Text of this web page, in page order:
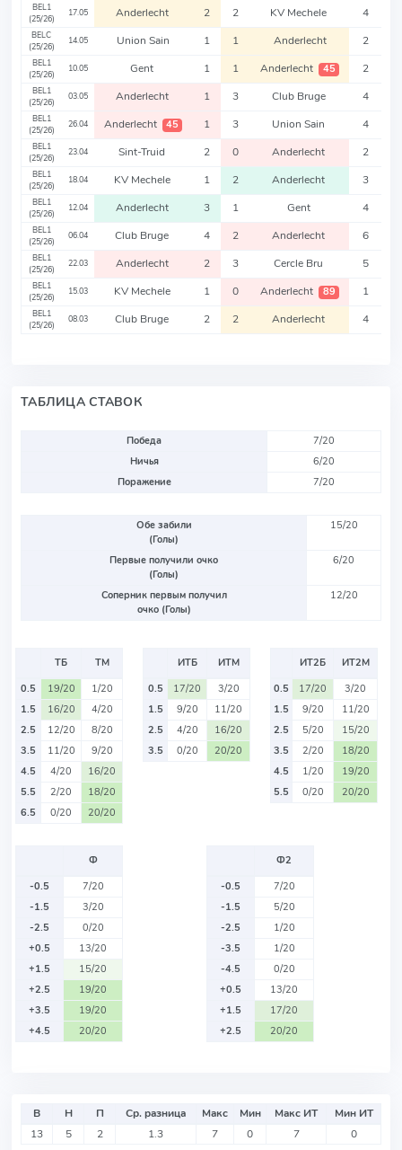
BEL1
(25/26)
17.05 Anderlecht 2 2 KV Mechele 4
BELC
(25/26)
14.05 Union Sain 1 1 Anderlecht 2
BEL1
(25/26)
10.05 Gent 1 1 Anderlecht 45 2
BEL1
(25/26)
03.05 Anderlecht 1 3 Club Bruge 4
BEL1
(25/26)
26.04 Anderlecht 45 1 3 Union Sain 4
BEL1
(25/26)
23.04 Sint-Truid 2 0 Anderlecht 2
BEL1
(25/26)
18.04 KV Mechele 1 2 Anderlecht 3
BEL1
(25/26)
12.04 Anderlecht 3 1 Gent 4
BEL1
(25/26)
06.04 Club Bruge 4 2 Anderlecht 6
BEL1
(25/26)
22.03 Anderlecht 2 3 Cercle Bru 5
BEL1
(25/26)
15.03 KV Mechele 1 0 Anderlecht 89 1
BEL1
(25/26)
08.03 Club Bruge 2 2 Anderlecht 4
ТАБЛИЦА СТАВОК
Победа
7/20
Ничья
6/20
Поражение
7/20
Обе забили
(Голы)
15/20
Первые получили очко
(Голы)
6/20
Соперник первым получил
очко (Голы)
12/20
ТБ
ТМ
0.5
19/20
1/20
1.5
16/20
4/20
2.5
12/20
8/20
3.5
11/20
9/20
4.5
4/20
16/20
5.5
2/20
18/20
6.5
0/20 20/20
ИТБ
ИТМ
0.5
17/20
3/20
1.5
9/20
11/20
2.5
4/20
16/20
3.5
0/20 20/20
ИТ2Б
ИТ2М
0.5
17/20
3/20
1.5
9/20
11/20
2.5
5/20
15/20
3.5
2/20
18/20
4.5
1/20
19/20
5.5
0/20 20/20
Ф
-0.5
7/20
-1.5
3/20
-2.5
0/20
+0.5
13/20
+1.5
15/20
+2.5
19/20
+3.5
19/20
+4.5
20/20
Ф2
-0.5
7/20
-1.5
5/20
-2.5
1/20
-3.5
1/20
-4.5
0/20
+0.5
13/20
+1.5
17/20
+2.5
20/20
В Н П Ср. разница Макс Мин Макс ИТ
Мин ИТ
13
5 2 1.3 7 0 7 0